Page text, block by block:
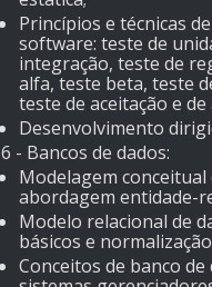
Princípios e técnicas
software: teste de
integração, teste de
alfa, teste beta, teste
teste de aceitação e
Desenvolvimento
6 - Bancos de dados:
Modelagem conceitual
abordagem entidade-
Modelo relacional de
básicos e
Conceitos de banco de